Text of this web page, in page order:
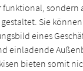
sondern
Sie
eines
einladende
bieten somit